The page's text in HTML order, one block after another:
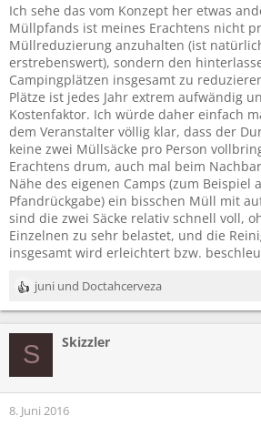
Ich sehe das vom Konzept her etwas
Müllpfands ist meines Erachtens nicht
Müllreduzierung anzuhalten (ist
erstrebenswert), sondern den
Campingplätzen insgesamt zu
Plätze ist jedes Jahr extrem aufwändig
Kostenfaktor. Ich würde daher einfach
dem Veranstalter völlig klar, dass der
keine zwei Müllsäcke pro Person
Erachtens drum, auch mal beim
Nähe des eigenen Camps (zum Beispiel
Pfandrückgabe) ein bisschen Müll mit
sind die zwei Säcke relativ schnell voll,
Einzelnen zu sehr belastet, und die
insgesamt wird erleichtert bzw.
R
e
i
o
n
juni und Doctahcerveza
S Skizzler
8. Juni 2016